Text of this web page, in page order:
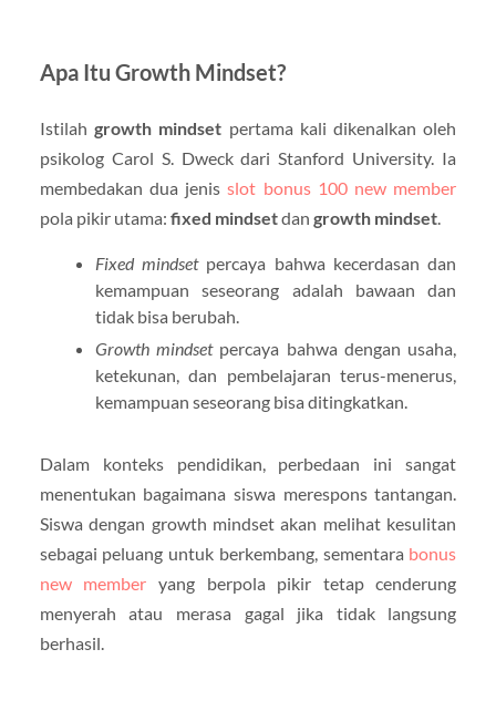
Apa Itu Growth Mindset?
Istilahgrowth mindset pertama kali dikenalkan oleh
psikolog Carol S. Dweck dari Stanford University. Ia
membedakan dua jenisslot bonus 100 new member
pola pikir utama: fixed mindsetdan growth mindset.
Fixed mindsetpercaya bahwa kecerdasan dan
kemampuan seseorang adalah bawaan dan
tidak bisa berubah.
Growth mindsetpercaya bahwa dengan usaha,
ketekunan, dan pembelajaran terus-menerus,
kemampuan seseorang bisa ditingkatkan.
Dalam konteks pendidikan, perbedaan ini sangat
menentukan bagaimana siswa merespons tantangan.
Siswa dengan growth mindset akan melihat kesulitan
sebagai peluang untuk berkembang, sementara bonus
new member yang berpola pikir tetap cenderung
menyerah atau merasa gagal jika tidak langsung
berhasil.